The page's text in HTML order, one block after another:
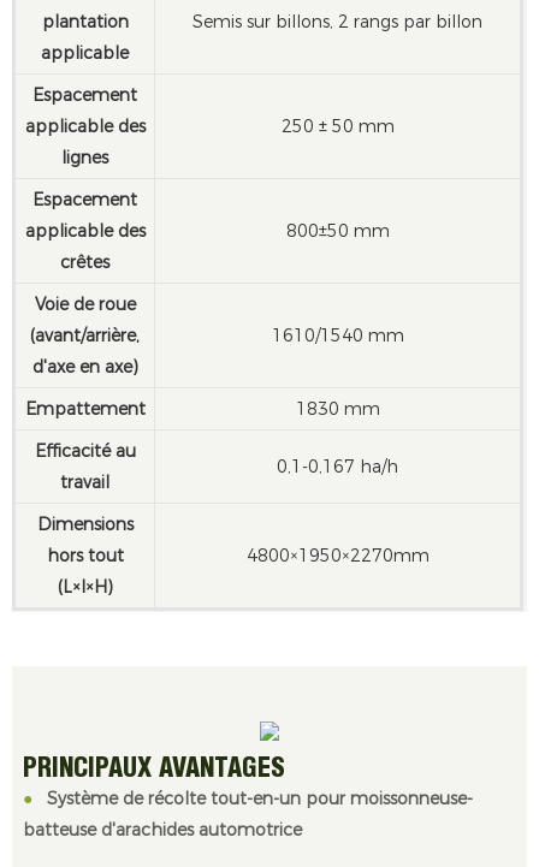
plantation
applicable
Semis sur billons, 2 rangs par billon
Espacement
applicable des
lignes
250 ± 50 mm
Espacement
applicable des
crêtes
800±50 mm
Voie de roue
(avant/arrière,
d'axe en axe)
1610/1540 mm
Empattement
1830 mm
Efficacité au
travail
0,1-0,167 ha/h
Dimensions
hors tout
(L×l×H)
4800×1950×2270mm
PRINCIPAUX AVANTAGES
●
Système de récolte tout-en-un pour moissonneuse-
batteuse d'arachides automotrice